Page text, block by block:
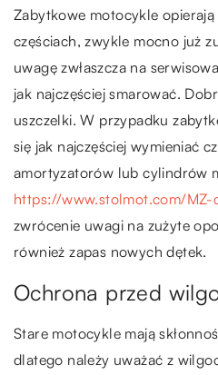
Zabytkowe motocykle
częściach, zwykle mocno już
uwagę zwłaszcza na
jak najczęściej smarować.
uszczelki. W przypadku
się jak najczęściej wymieniać
amortyzatorów lub cylindrów
https://www.stolmot.com/MZ-
zwrócenie uwagi na zużyte
również zapas nowych dętek.
Ochrona przed
Stare motocykle mają
dlatego należy uważać z